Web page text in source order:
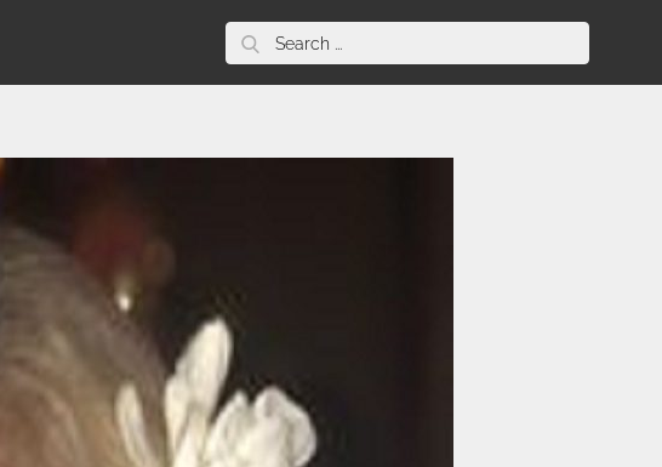
Search
for: